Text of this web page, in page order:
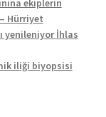
ekiplerin
Hürriyet
yenileniyor İhlas
iliği biyopsisi